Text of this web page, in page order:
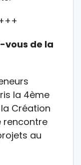
vous de la
la 4ème
la Création
rencontre
au